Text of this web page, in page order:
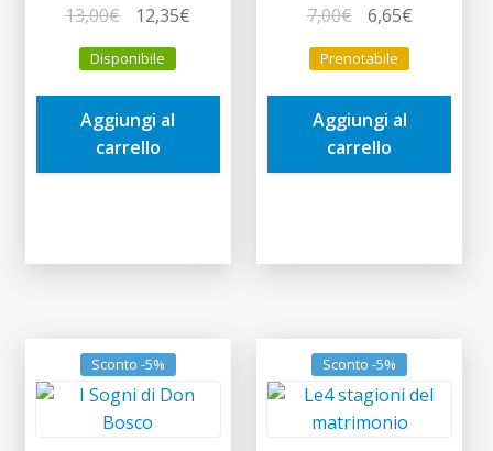
13,00€
prezzo
originale
era:
13,00€.
12,35€
è:
Disponibile
Aggiungi al
carrello
7,00€
prezzo
originale
era:
7,00€.
6,65€Il
è:
Prenotabile
Aggiungi al
carrello
Sconto -5% Sconto -5%